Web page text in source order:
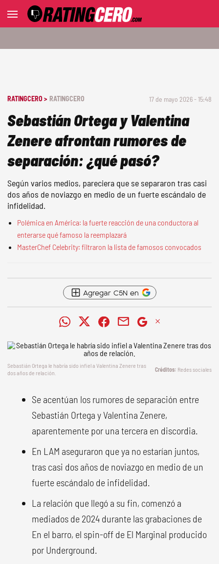
RATINGCERO > RATINGCERO 17 de mayo 2026 - 15:48
Sebastián Ortega y Valentina
Zenere afrontan rumores de
separación: ¿qué pasó?
Según varios medios, pareciera que se separaron tras casi
dos años de noviazgo en medio de un fuerte escándalo de
infidelidad.
Polémica en América: la fuerte reacción de una conductora al
enterarse qué famoso la reemplazará
MasterChef Celebrity: filtraron la lista de famosos convocados
Agregar C5N en
Sebastián Ortega le habría sido infiel a Valentina Zenere tras
dos años de relación.
Redes sociales
Se acentúan los rumores de separación entre
Sebastián Ortega y Valentina Zenere,
aparentemente por una tercera en discordia.
En LAM aseguraron que ya no estarían juntos,
tras casi dos años de noviazgo en medio de un
fuerte escándalo de infidelidad.
La relación que llegó a su fin, comenzó a
mediados de 2024 durante las grabaciones de
En el barro, el spin-off de El Marginal producido
por Underground.